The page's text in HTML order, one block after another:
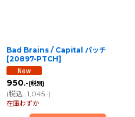
Bad Brains / Capital パッチ
[20897-PTCH]
950.-(税別)
(税込: 1,045.-)
在庫わずか